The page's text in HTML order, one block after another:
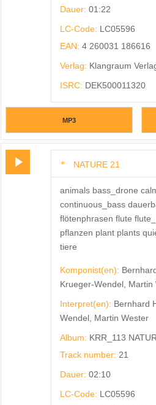
Dauer: 01:22
LC-Code: LC05596
EAN: 4 260031 186616
Verlag: Klangraum
ISRC: DEK500011320
MP3
NATURE 21
animals bass_drone
continuous_bass
flötenphrasen flute
pflanzen plant plants
tiere
Komponist(en):
Krueger-Wendel, Martin
Interpret(en): Bernhard
Wendel, Martin Wester
Album: KRR_113
Track number: 21
Dauer: 02:10
LC-Code: LC05596